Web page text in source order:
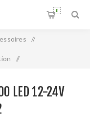
0
/
/
LED 12-24V